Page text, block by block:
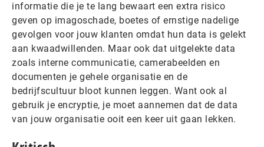
informatie die je te lang bewaart een extra risico
geven op imagoschade, boetes of ernstige nadelige
gevolgen voor jouw klanten omdat hun data is gelekt
aan kwaadwillenden. Maar ook dat uitgelekte data
zoals interne communicatie, camerabeelden en
documenten je gehele organisatie en de
bedrijfscultuur bloot kunnen leggen. Want ook al
gebruik je encryptie, je moet aannemen dat de data
van jouw organisatie ooit een keer uit gaan lekken.